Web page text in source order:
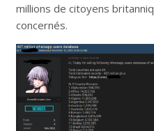
millions de citoyens
concernés.